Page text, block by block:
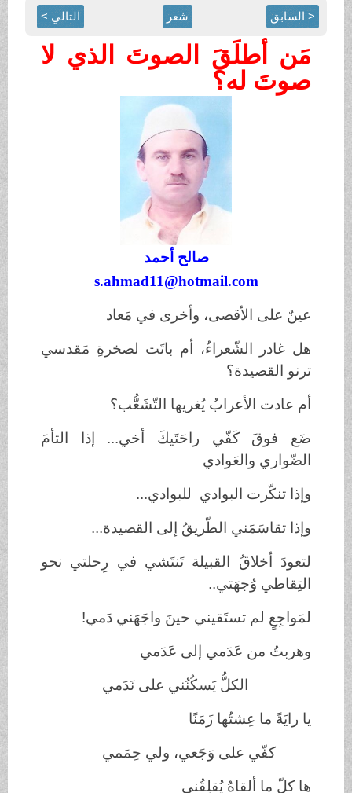
< السابق شعر التالي >
مَن أطلَقَ الصوتَ الذي لا
صوتَ له؟
صالح أحمد
s.ahmad11@hotmail.com
عينٌ على الأقصى، وأخرى في مَعاد
هل غادر الشّعراءُ، أم باتَت لصخرةِ مَقدسي
ترنو القصيدة؟
أم عادت الأعرابُ يُغريها التّشَعُّب؟
ضَع فوقَ كَفّي راحَتَيكَ أخي... إذا التأمَ
الضّواري والعَوادي
وإذا تنكّرت البوادي للبوادي...
وإذا تقاسَمَني الطّريقُ إلى القصيدة...
لتعودَ أخلاقُ القبيلة تَنتَشي في رِحلتي نحو
التِقاطي وُجهَتي..
لمَواجِعٍ لم تستَقيني حينَ واجَهَني دَمي!
وهربتُ من عَدَمي إلى عَدَمي
الكلُّ يَسكُنُني على نَدَمي
يا رايَةً ما عِشتُها زَمَنًا
كفّي على وَجَعي، ولي حِمَمي
ها كلّ ما ألقاهُ يُقلِقُني